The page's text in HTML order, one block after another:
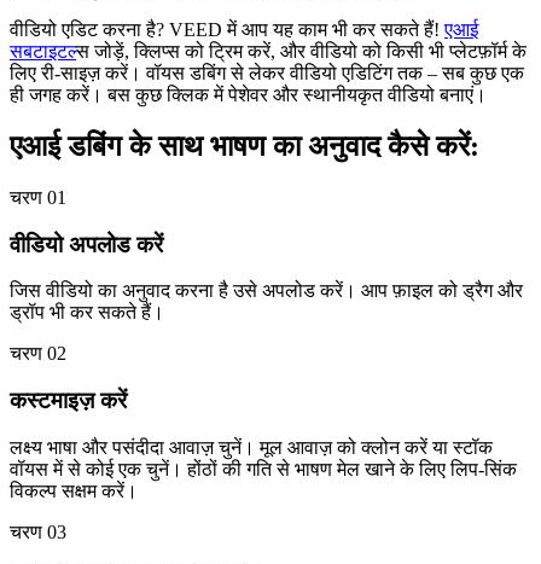
वीडियो एडिट करना है? VEED में आप यह काम भी कर सकते हैं!एआई
सबटाइटल्स जोड़ें, क्लिप्स को ट्रिम करें, और वीडियो को किसी भी प्लेटफ़ॉर्म के
लिए री-साइज़ करें। वॉयस डबिंग से लेकर वीडियो एडिटिंग तक – सब कुछ एक
ही जगह करें। बस कुछ क्लिक में पेशेवर और स्थानीयकृत वीडियो बनाएं।
एआई डबिंग के साथ भाषण का अनुवाद कैसे करें:
चरण 01
वीडियो अपलोड करें
जिस वीडियो का अनुवाद करना है उसे अपलोड करें। आप फ़ाइल को ड्रैग और
ड्रॉप भी कर सकते हैं।
चरण 02
कस्टमाइज़ करें
लक्ष्य भाषा और पसंदीदा आवाज़ चुनें। मूल आवाज़ को क्लोन करें या स्टॉक
वॉयस में से कोई एक चुनें। होंठों की गति से भाषण मेल खाने के लिए लिप-सिंक
विकल्प सक्षम करें।
चरण 03